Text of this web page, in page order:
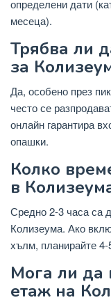
определени дати
месеца).
Трябва ли
за
Да, особено през
често се
онлайн гарантира
опашки.
Колко
в
Средно 2-3 часа са
Колизеума. Ако
хълм, планирайте
Мога ли да
етаж на